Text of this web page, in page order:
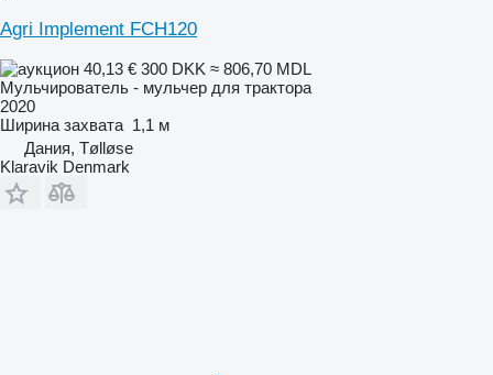
Agri Implement FCH120
40,13 € 300 DKK ≈ 806,70 MDL
Мульчирователь - мульчер для трактора
2020
Ширина захвата 1,1 м
Дания, Tølløse
Klaravik Denmark